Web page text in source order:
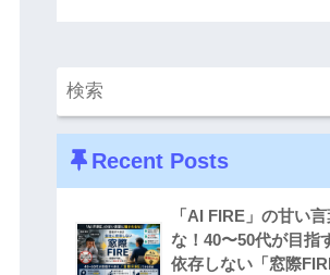
Recent Posts
「AI FIRE」の甘い
な！40〜50代が目指
依存しない「窓際